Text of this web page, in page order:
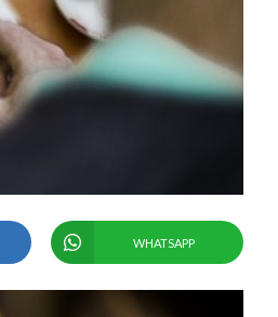
WHATSAPP